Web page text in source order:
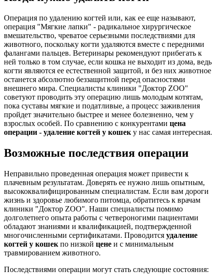
Операция по удалению когтей или, как ее еще называют,
операция "Мягкие лапки" - радикальное хирургическое
вмешательство, чреватое серьезными последствиями для
животного, поскольку когти удаляются вместе с передними
фалангами пальцев. Ветеринары рекомендуют прибегать к
ней только в том случае, если кошка не выходит из дома, ведь
когти являются ее естественной защитой, и без них животное
останется абсолютно беззащитной перед опасностями
внешнего мира. Специалисты клиники "Доктор ZOO"
советуют проводить эту операцию лишь молодым котятам,
пока суставы мягкие и податливые, а процесс заживления
пройдет значительно быстрее и менее болезненно, чем у
взрослых особей. По сравнению с конкурентами цена
операции - удаление когтей у кошек у нас самая интересная.
Возможные последствия операции
Неправильно проведенная операция может привести к
плачевным результатам. Доверять ее нужно лишь опытным,
высококвалифицированным специалистам. Если вам дороги
жизнь и здоровье любимого питомца, обратитесь к врачам
клиники "Доктор ZOO". Наши специалисты помимо
долголетнего опыта работы с четвероногими пациентами
обладают знаниями и квалификацией, подтвержденной
многочисленными сертификатами. Проводится удаление
когтей у кошек по низкой цене и с минимальным
травмированием животного.
Последствиями операции могут стать следующие состояния: